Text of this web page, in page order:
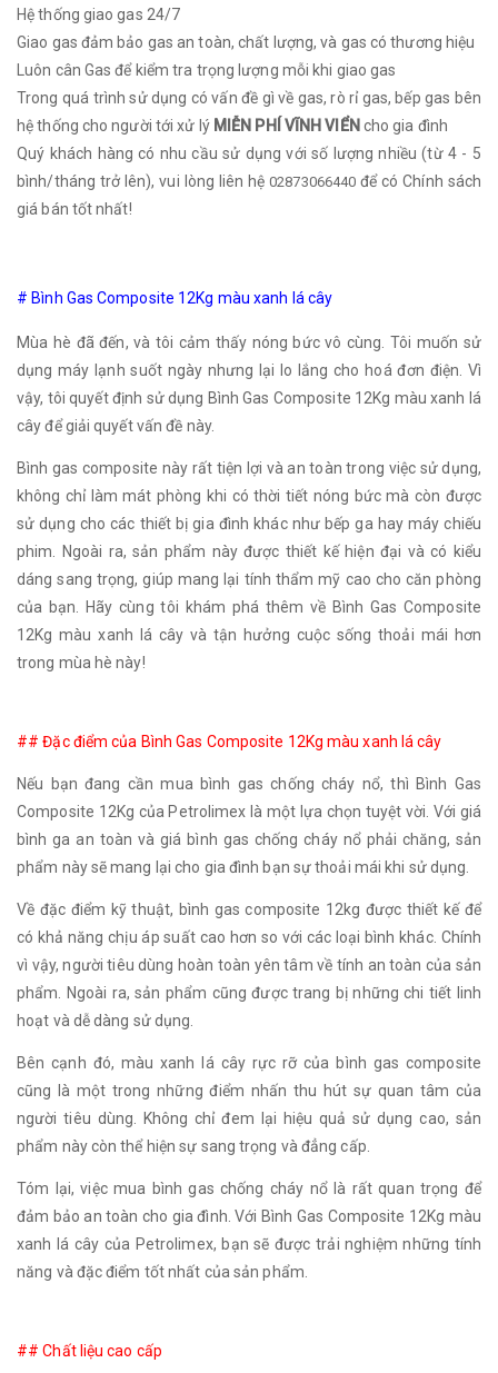
Hệ thống giao gas 24/7
Giao gas đảm bảo gas an toàn, chất lượng, và gas có thương hiệu
Luôn cân Gas để kiểm tra trọng lượng mỗi khi giao gas
Trong quá trình sử dụng có vấn đề gì về gas, rò rỉ gas, bếp gas ​bên
hệ thống cho người tới xử lýMIỄN PHÍ VĨNH VIỂNcho gia đình
Quý khách hàng có nhu cầu sử dụng với số lượng nhiều (từ 4 - 5
bình/tháng trở lên), vui lòng liên hệ02873066440 để có Chính sách
giá bán tốt nhất!
# Bình Gas Composite 12Kg màu xanh lá cây
Mùa hè đã đến, và tôi cảm thấy nóng bức vô cùng. Tôi muốn sử
dụng máy lạnh suốt ngày nhưng lại lo lắng cho hoá đơn điện. Vì
vậy, tôi quyết định sử dụng Bình Gas Composite 12Kg màu xanh lá
cây để giải quyết vấn đề này.
Bình gas composite này rất tiện lợi và an toàn trong việc sử dụng,
không chỉ làm mát phòng khi có thời tiết nóng bức mà còn được
sử dụng cho các thiết bị gia đình khác như bếp ga hay máy chiếu
phim. Ngoài ra, sản phẩm này được thiết kế hiện đại và có kiểu
dáng sang trọng, giúp mang lại tính thẩm mỹ cao cho căn phòng
của bạn. Hãy cùng tôi khám phá thêm về Bình Gas Composite
12Kg màu xanh lá cây và tận hưởng cuộc sống thoải mái hơn
trong mùa hè này!
## Đặc điểm của Bình Gas Composite 12Kg màu xanh lá cây
Nếu bạn đang cần mua bình gas chống cháy nổ, thì Bình Gas
Composite 12Kg của Petrolimex là một lựa chọn tuyệt vời. Với giá
bình ga an toàn và giá bình gas chống cháy nổ phải chăng, sản
phẩm này sẽ mang lại cho gia đình bạn sự thoải mái khi sử dụng.
Về đặc điểm kỹ thuật, bình gas composite 12kg được thiết kế để
có khả năng chịu áp suất cao hơn so với các loại bình khác. Chính
vì vậy, người tiêu dùng hoàn toàn yên tâm về tính an toàn của sản
phẩm. Ngoài ra, sản phẩm cũng được trang bị những chi tiết linh
hoạt và dễ dàng sử dụng.
Bên cạnh đó, màu xanh lá cây rực rỡ của bình gas composite
cũng là một trong những điểm nhấn thu hút sự quan tâm của
người tiêu dùng. Không chỉ đem lại hiệu quả sử dụng cao, sản
phẩm này còn thể hiện sự sang trọng và đẳng cấp.
Tóm lại, việc mua bình gas chống cháy nổ là rất quan trọng để
đảm bảo an toàn cho gia đình. Với Bình Gas Composite 12Kg màu
xanh lá cây của Petrolimex, bạn sẽ được trải nghiệm những tính
năng và đặc điểm tốt nhất của sản phẩm.
## Chất liệu cao cấp